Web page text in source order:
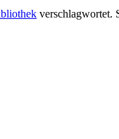
verschlagwortet.